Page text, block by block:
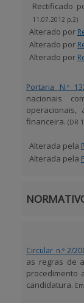
Rectificado
11.07.2012 p.2)
Alterado por
Alterado por
Alterado por
Portaria N.º
nacionais
financeira. (DR
Alterada pela
Alterada pela
Circular n.º 2/
as regras de
procedimento
candidatura.